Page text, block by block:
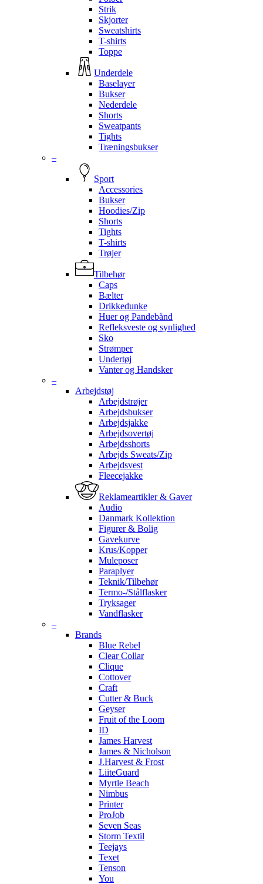
Strik
Skjorter
Sweatshirts
T-shirts
Toppe
Underdele
Baselayer
Bukser
Nederdele
Shorts
Sweatpants
Tights
Træningsbukser
–
Sport
Accessories
Bukser
Hoodies/Zip
Shorts
Tights
T-shirts
Trøjer
Tilbehør
Caps
Bælter
Drikkedunke
Huer og Pandebånd
Refleksveste og synlighed
Sko
Strømper
Undertøj
Vanter og Handsker
–
Arbejdstøj
Arbejdstrøjer
Arbejdsbukser
Arbejdsjakke
Arbejdsovertøj
Arbejdsshorts
Arbejds Sweats/Zip
Arbejdsvest
Fleecejakke
Reklameartikler & Gaver
Audio
Danmark Kollektion
Figurer & Bolig
Gavekurve
Krus/Kopper
Muleposer
Paraplyer
Teknik/Tilbehør
Termo-/Stålflasker
Tryksager
Vandflasker
–
Brands
Blue Rebel
Clear Collar
Clique
Cottover
Craft
Cutter & Buck
Geyser
Fruit of the Loom
ID
James Harvest
James & Nicholson
J.Harvest & Frost
LiiteGuard
Myrtle Beach
Nimbus
Printer
ProJob
Seven Seas
Storm Textil
Teejays
Texet
Tenson
You